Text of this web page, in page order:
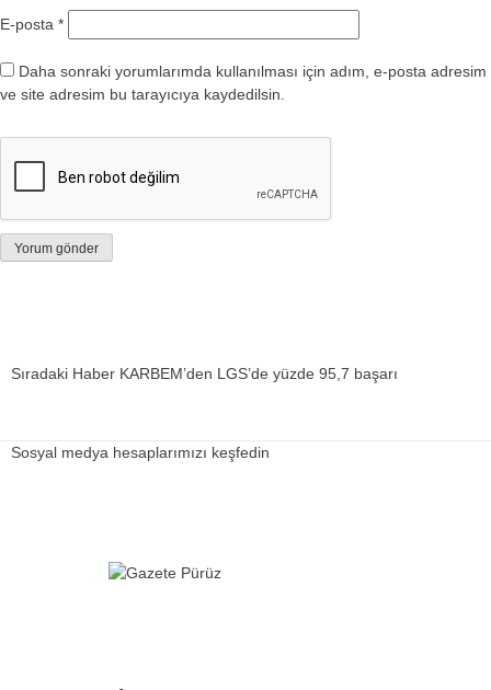
E-posta *
Daha sonraki yorumlarımda kullanılması için adım, e-posta adresim
ve site adresim bu tarayıcıya kaydedilsin.
Sıradaki Haber KARBEM’den LGS’de yüzde 95,7 başarı
Sosyal medya hesaplarımızı keşfedin